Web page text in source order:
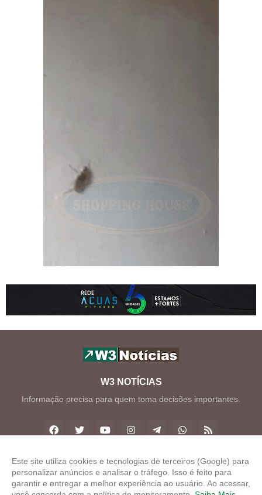
W3 NOTÍCIAS
Informação precisa para quem toma decisões importantes.
Copyright ©2026W3 Notícias
Este site utiliza cookies e tecnologias de terceiros (Google) para
personalizar anúncios e analisar o tráfego. Isso é feito para
garantir e entregar a melhor experiência ao usuário. Ao acessar,